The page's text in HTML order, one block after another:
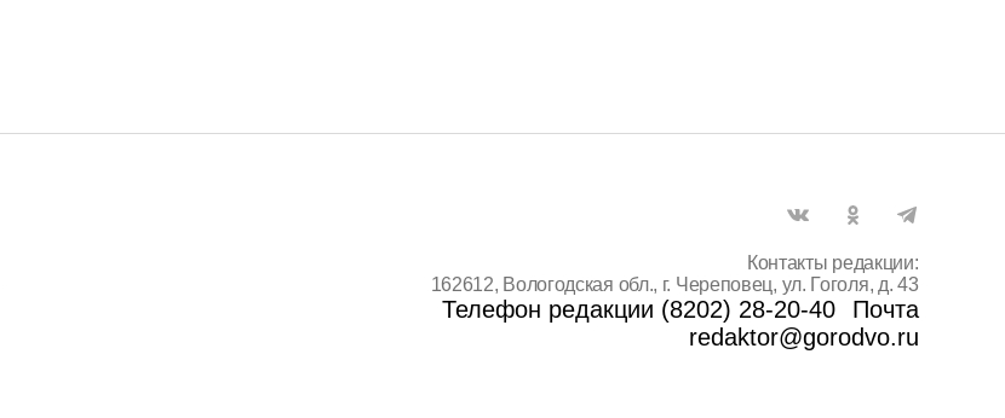
Контакты редакции:
162612, Вологодская обл., г. Череповец, ул. Гоголя, д. 43
Телефон редакции (8202) 28-20-40
Почта
redaktor@gorodvo.ru